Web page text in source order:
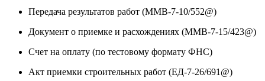
Передача результатов работ (ММВ-7-10/552@)
Документ о приемке и расхождениях (ММВ-7-15/423@)
Счет на оплату (по тестовому формату ФНС)
Акт приемки строительных работ (ЕД-7-26/691@)